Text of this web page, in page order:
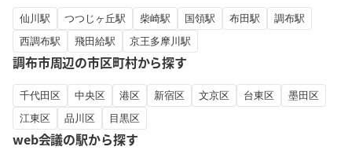
仙川駅 つつじヶ丘駅 柴崎駅 国領駅 布田駅
調布駅
西調布駅
飛田給駅 京王多摩川駅
調布市周辺の市区町村から探す
千代田区 中央区 港区 新宿区 文京区 台東区
墨田区
江東区
品川区 目黒区
web会議の駅から探す